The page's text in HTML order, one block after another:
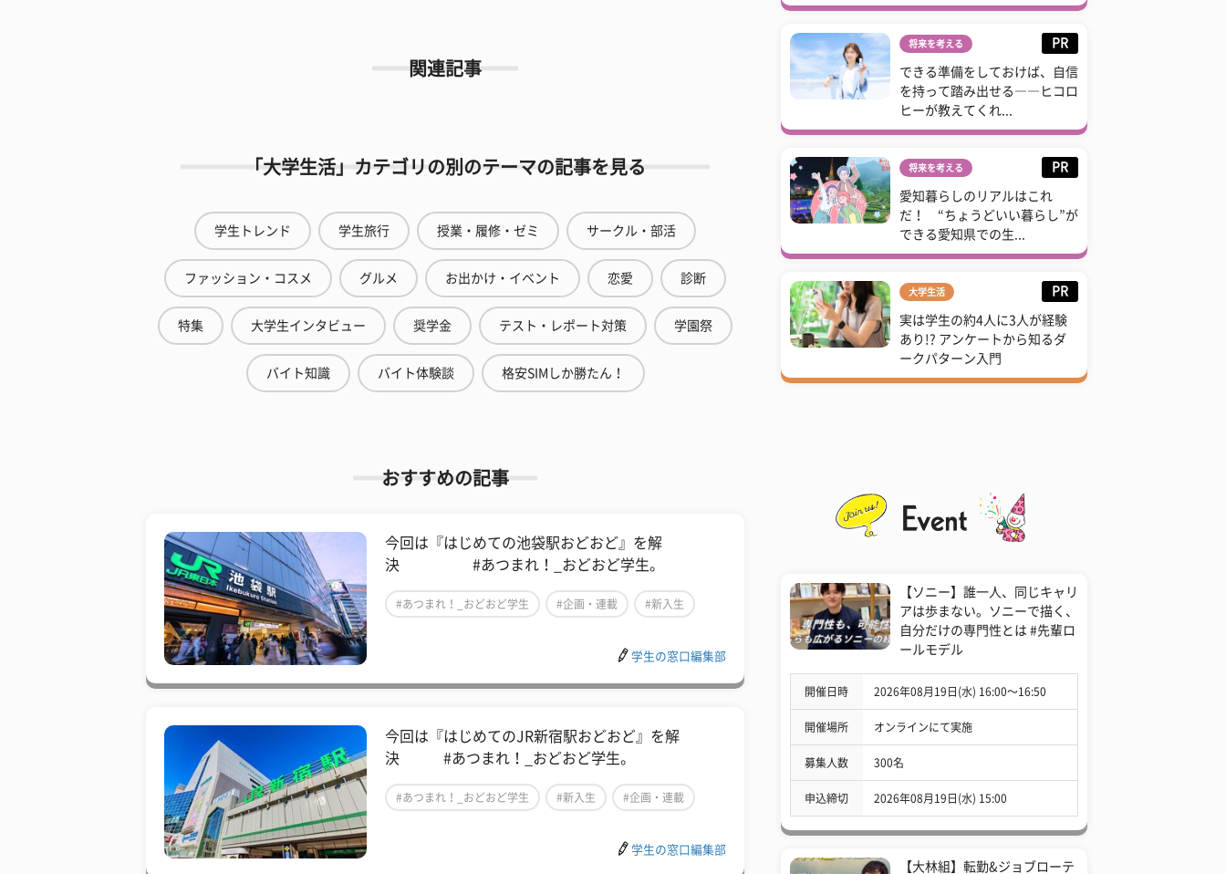
関連記事
「大学生活」カテゴリの別のテーマの記事を見る
学生トレンド 学生旅行 授業・履修・ゼミ サークル・部活
ファッション・コスメ グルメ お出かけ・イベント 恋愛 診断
特集 大学生インタビュー 奨学金 テスト・レポート対策 学園祭
バイト知識 バイト体験談 格安SIMしか勝たん！
おすすめの記事
今回は『はじめての池袋駅おどおど』を解
決 #あつまれ！_おどおど学生。
#あつまれ！_おどおど学生 #企画・連載 #新入生
学生の窓口編集部
今回は『はじめてのJR新宿駅おどおど』を解
決 #あつまれ！_おどおど学生。
#あつまれ！_おどおど学生 #新入生 #企画・連載
学生の窓口編集部
将来を考える PR
できる準備をしておけば、自信
を持って踏み出せる――ヒコロ
ヒーが教えてくれ...
将来を考える PR
愛知暮らしのリアルはこれ
だ！ “ちょうどいい暮らし”が
できる愛知県での生...
大学生活 PR
実は学生の約4人に3人が経験
あり!? アンケートから知るダ
ークパターン入門
【ソニー】誰一人、同じキャリ
アは歩まない。ソニーで描く、
自分だけの専門性とは #先輩ロ
ールモデル
開催日時 2026年08月19日(水) 16:00〜16:50
開催場所 オンラインにて実施
募集人数 300名
申込締切 2026年08月19日(水) 15:00
【大林組】転勤&ジョブローテ